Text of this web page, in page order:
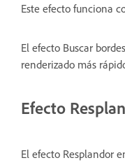
Este efecto funciona
El efecto Buscar
renderizado más
Efecto
El efecto Resplandor